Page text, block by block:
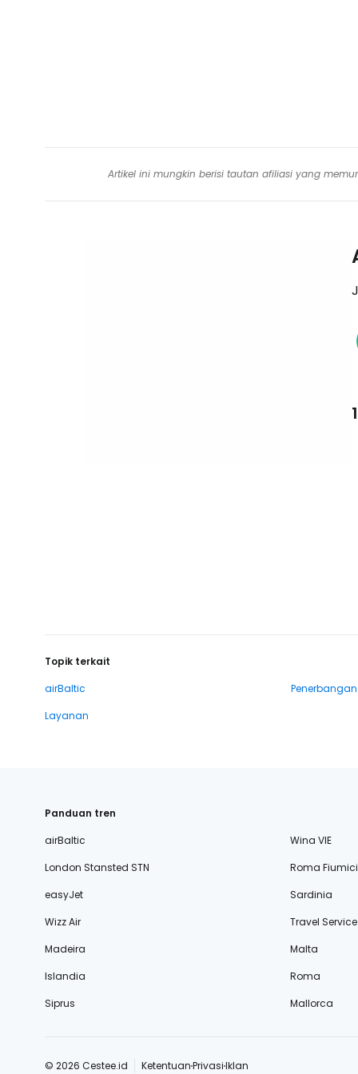
Artikel ini mungkin berisi tautan afiliasi yang
Topik terkait
airBaltic
Penerbangan
Layanan
Panduan tren
airBaltic
Wina VIE
London Stansted STN
Roma
easyJet
Sardinia
Wizz Air
Travel Service
Madeira
Malta
Islandia
Roma
Siprus
Mallorca
© 2026 Cestee.id KetentuanPrivasiIklan